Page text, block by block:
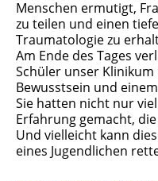
Menschen ermutigt,
zu teilen und einen
Traumatologie zu
Am Ende des Tages
Schüler unser
Bewusstsein und
Sie hatten nicht nur
Erfahrung gemacht,
Und vielleicht kann
eines Jugendlichen